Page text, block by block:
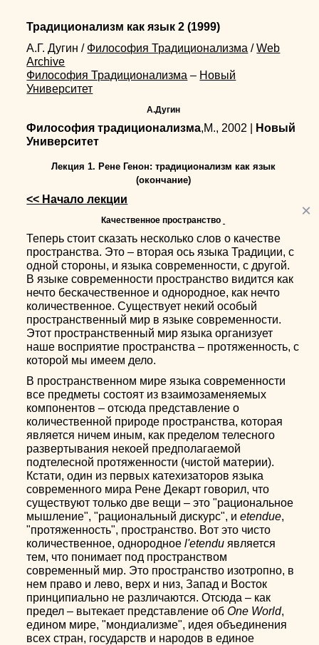
×
Традиционализм как язык 2 (1999)
А.Г. Дугин / Философия Традиционализма / Web
Archive
Философия Традиционализма – Новый
Университет
А.Дугин
Философия традиционализма,М., 2002 |
Новый
Университет
Лекция 1. Рене Генон: традиционализм как язык
(окончание)
<< Начало лекции
Качественное пространство
Теперь стоит сказать несколько слов о качестве
пространства. Это – вторая ось языка Традиции, с
одной стороны, и языка современности, с другой.
В языке современности пространство видится как
нечто бескачественное и однородное, как нечто
количественное. Существует некий особый
пространственный мир в языке современности.
Этот пространственный мир языка организует
наше восприятие пространства – протяженность, с
которой мы имеем дело.
В пространственном мире языка современности
все предметы состоят из взаимозаменяемых
компонентов – отсюда представление о
количественной природе пространства, которая
является ничем иным, как пределом телесного
развертывания некоей предполагаемой
подтелесной протяженности (чистой материи).
Кстати, один из первых катехизаторов языка
современного мира Рене Декарт говорил, что
существуют только две вещи – это "рациональное
мышление", "рациональный дискурс", иetendue,
"протяженность", пространство. Вот это чисто
количественное, однородноеl'etendu является
тем, что понимает под пространством
современный мир. Это пространство изотропно, в
нем право и лево, верх и низ, Запад и Восток
принципиально не различаются. Отсюда – как
предел – вытекает представление обOne World,
едином мире, "мондиализме", идея объединения
всех стран, государств и народов в единое